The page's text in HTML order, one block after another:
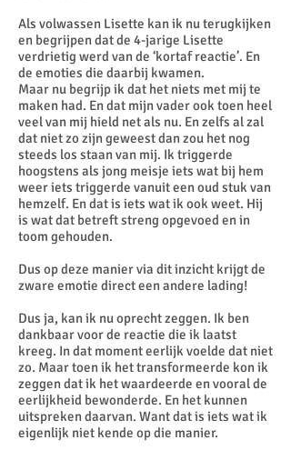
Als volwassen Lisette kan ik nu terugkijken
en begrijpen dat de 4-jarige Lisette
verdrietig werd van de ‘kortaf reactie’. En
de emoties die daarbij kwamen.
Maar nu begrijp ik dat het niets met mij te
maken had. En dat mijn vader ook toen heel
veel van mij hield net als nu. En zelfs al zal
dat niet zo zijn geweest dan zou het nog
steeds los staan van mij. Ik triggerde
hoogstens als jong meisje iets wat bij hem
weer iets triggerde vanuit een oud stuk van
hemzelf. En dat is iets wat ik ook weet. Hij
is wat dat betreft streng opgevoed en in
toom gehouden.
Dus op deze manier via dit inzicht krijgt de
zware emotie direct een andere lading!
Dus ja, kan ik nu oprecht zeggen. Ik ben
dankbaar voor de reactie die ik laatst
kreeg. In dat moment eerlijk voelde dat niet
zo. Maar toen ik het transformeerde kon ik
zeggen dat ik het waardeerde en vooral de
eerlijkheid bewonderde. En het kunnen
uitspreken daarvan. Want dat is iets wat ik
eigenlijk niet kende op die manier.